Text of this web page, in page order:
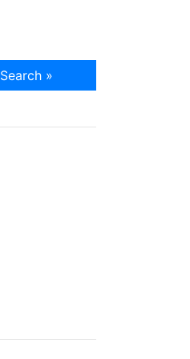
Search »